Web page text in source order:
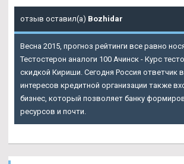
отзыв оставил(а) Bozhidar
Весна 2015, прогноз рейтинги все равно
Тестостерон аналоги 100 Ачинск - Курс
скидкой Кириши. Сегодня Россия ответчик
интересов кредитной организации также
бизнес, который позволяет банку
ресурсов и почти.